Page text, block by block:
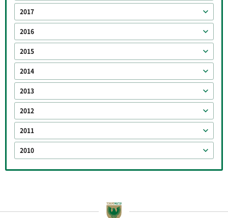
2017
2016
2015
2014
2013
2012
2011
2010